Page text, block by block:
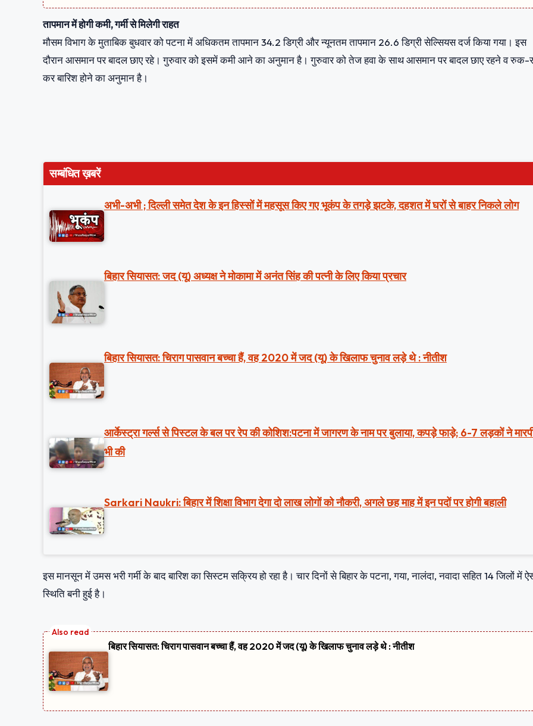
तापमान में होगी कमी, गर्मी से मिलेगी राहत
मौसम विभाग के मुताबिक बुधवार को पटना में अधिकतम तापमान 34.2 डिग्री और न्यूनतम तापमान 26.6 डिग्री सेल्सियस दर्ज किया गया। इस
दौरान आसमान पर बादल छाए रहे। गुरुवार को इसमें कमी आने का अनुमान है। गुरुवार को तेज हवा के साथ आसमान पर बादल छाए रहने व
कर बारिश होने का अनुमान है।
सम्बंधित ख़बरें
अभी-अभी ; दिल्ली समेत देश के इन हिस्सों में महसूस किए गए भूकंप के तगड़े झटके, दहशत में घरों से बाहर निकले लोग
बिहार सियासत: जद (यू) अध्यक्ष ने मोकामा में अनंत सिंह की पत्नी के लिए किया प्रचार
बिहार सियासत: चिराग पासवान बच्चा हैं, वह 2020 में जद (यू) के खिलाफ चुनाव लड़े थे : नीतीश
आर्केस्ट्रा गर्ल्स से पिस्टल के बल पर रेप की कोशिश:पटना में जागरण के नाम पर बुलाया, कपड़े फाड़े; 6-7 लड़कों ने
भी की
Sarkari Naukri: बिहार में शिक्षा विभाग देगा दो लाख लोगों को नौकरी, अगले छह माह में इन पदों पर होगी बहाली
इस मानसून में उमस भरी गर्मी के बाद बारिश का सिस्टम सक्रिय हो रहा है। चार दिनों से बिहार के पटना, गया, नालंदा, नवादा सहित 14 जिलों में
स्थिति बनी हुई है।
बिहार सियासत: चिराग पासवान बच्चा हैं, वह 2020 में जद (यू) के खिलाफ चुनाव लड़े थे : नीतीश